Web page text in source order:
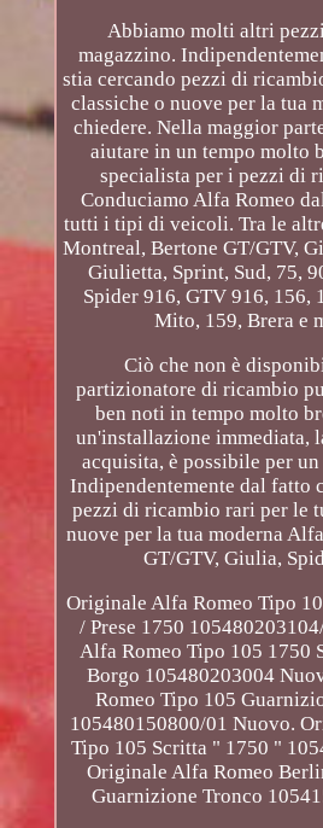
Abbiamo molti altri
magazzino.
stia cercando pezzi di
classiche o nuove per la tua
chiedere. Nella maggior
aiutare in un tempo molto
specialista per i pezzi di
Conduciamo Alfa Romeo
tutti i tipi di veicoli. Tra le
Montreal, Bertone GT/GTV,
Giulietta, Sprint, Sud, 75,
Spider 916, GTV 916, 156,
Mito, 159, Brera e
Ciò che non è
partizionatore di ricambio
ben noti in tempo molto
un'installazione immediata,
acquisita, è possibile per
Indipendentemente dal fatto
pezzi di ricambio rari per le
nuove per la tua moderna
GT/GTV, Giulia,
Originale Alfa Romeo Tipo
/ Prese 1750
Alfa Romeo Tipo 105 1750
Borgo 105480203004
Romeo Tipo 105
105480150800/01 Nuovo.
Tipo 105 Scritta " 1750 "
Originale Alfa Romeo
Guarnizione Tronco